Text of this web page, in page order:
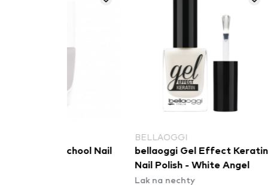
bellaoggi Gel Effect Keratin
Nail Polish - White Angel
Max
na
Nail